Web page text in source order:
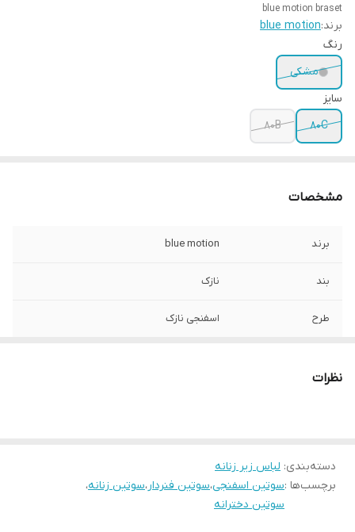
blue motion braset
برند:blue motion
رنگ
مشکی
سایز
80C
80B
مشخصات
برند blue motion
بند نازک
طرح اسفنجی نازک
نظرات
دسته‌بندی: لباس زیر زنانه
برچسب‌ها :سوتین اسفنجی،سوتین فنردار،سوتین زنانه،
سوتین دخترانه